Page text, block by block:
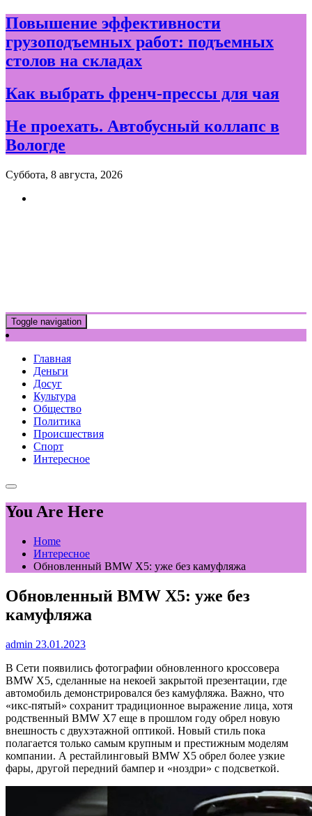
Skip
to
content
Повышение эффективности
грузоподъемных работ: подъемных
столов на складах
Как выбрать френч-прессы для чая
Не проехать. Автобусный коллапс в
Вологде
Суббота, 8 августа, 2026
Toggle navigation
Главная
Деньги
Досуг
Культура
Общество
Политика
Происшествия
Спорт
Интересное
You Are Here
Home
Интересное
Обновленный BMW X5: уже без камуфляжа
Обновленный BMW X5: уже без
камуфляжа
admin 23.01.2023
В Сети появились фотографии обновленного кроссовера
BMW X5, сделанные на некоей закрытой презентации, где
автомобиль демонстрировался без камуфляжа. Важно, что
«икс-пятый» сохранит традиционное выражение лица, хотя
родственный BMW X7 еще в прошлом году обрел новую
внешность с двухэтажной оптикой. Новый стиль пока
полагается только самым крупным и престижным моделям
компании. А рестайлинговый BMW X5 обрел более узкие
фары, другой передний бампер и «ноздри» с подсветкой.